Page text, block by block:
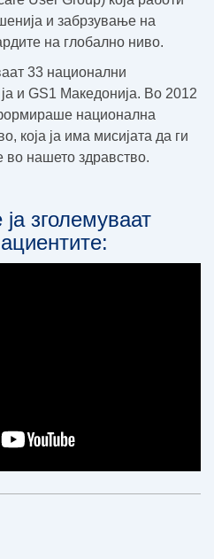
и забрзување на
на глобално ниво.
33 национални
и GS1 Македонија. Во 2012
национална
која ја има мисијата да ги
во нашето здравство.
зголемуваат